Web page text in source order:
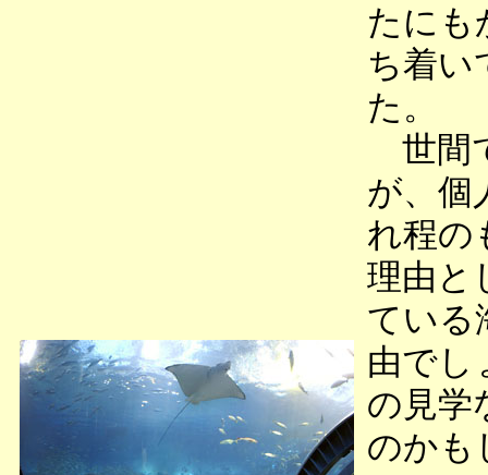
たにも
ち着い
た。
世間
が、個
れ程の
理由と
ている
由でし
の見学
のかも